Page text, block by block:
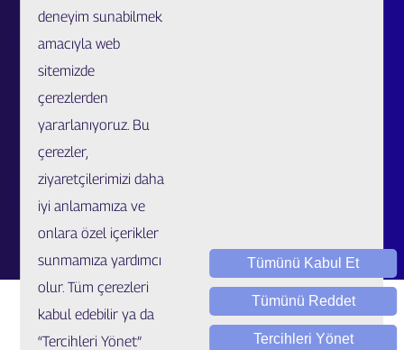
deneyim sunabilmek
amacıyla web
sitemizde
çerezlerden
yararlanıyoruz. Bu
çerezler,
ziyaretçilerimizi daha
iyi anlamamıza ve
onlara özel içerikler
sunmamıza yardımcı
olur. Tüm çerezleri
kabul edebilir ya da
“Tercihleri Yönet”
Tümünü Kabul Et
Tümünü Reddet
Tercihleri Yönet
Acente/Broker Bul
Bölge Müdürlükleri ve İletişim Formu
Sahtecilik Bildirim
Müşteri İlişkileri Merkezi
Kariyer
Talep / Öneri / Şikayet